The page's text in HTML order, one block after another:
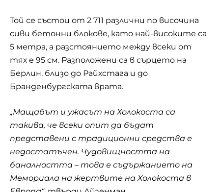
Той се състои от 2 711 различни по височина
сиви бетонни блокове, като най-високите са
5 метра, а разстоянието между всеки от
тях е 95 см. Разположени са в сърцето на
Берлин, близо до Райхстага и до
Бранденбургската врата.
„Мащабът и ужасът на Холокоста са
такива, че всеки опит да бъдат
представени с традиционни средства е
недостатъчен. Чудовищността на
баналността – това е съдържанието на
Мемориала на жертвите на Холокоста в